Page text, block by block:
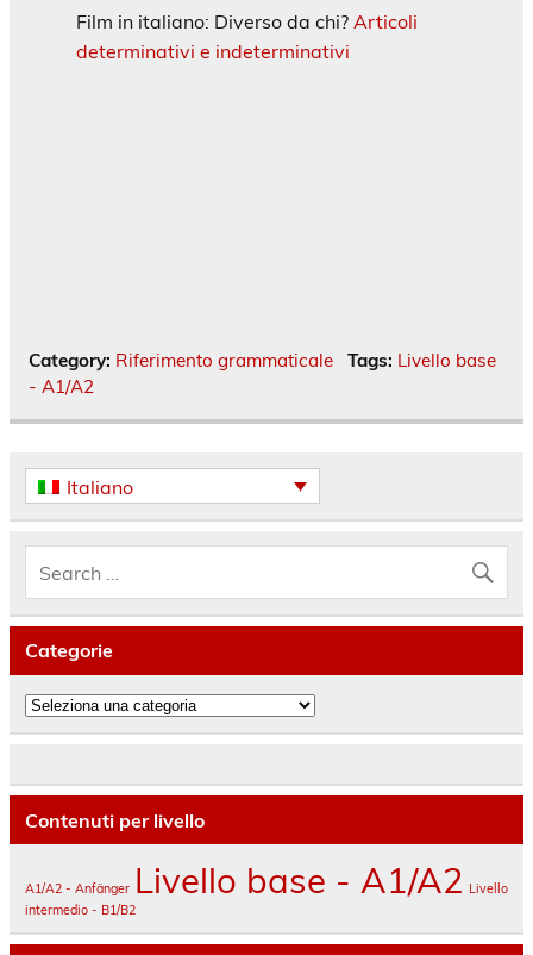
Film in italiano: Diverso da chi? Articoli
determinativi e indeterminativi
Category: Riferimento grammaticale Tags: Livello base
- A1/A2
Italiano
Categorie
Categorie
Contenuti per livello
A1/A2 - Anfänger Livello base - A1/A2 Livello
intermedio - B1/B2